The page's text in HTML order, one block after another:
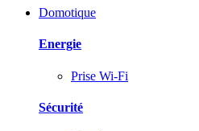
Domotique
Energie
Prise Wi-Fi
Sécurité